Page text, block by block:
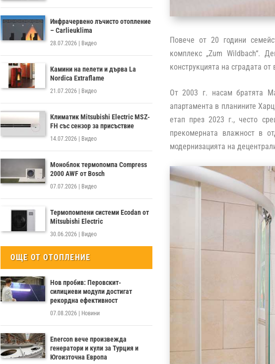
Инфрачервено лъчисто отопление
– Carlieuklima
28.07.2026 | Видео
Камини на пелети и дърва La
Nordica Extraflame
21.07.2026 | Видео
Климатик Mitsubishi Electric MSZ-
FH със сензор за присъствие
14.07.2026 | Видео
Моноблок термопомпа Compress
2000 AWF от Bosch
07.07.2026 | Видео
Термопомпени системи Ecodan от
Mitsubishi Electric
30.06.2026 | Видео
ОЩЕ ОТ ОТОПЛЕНИЕ
Нов пробив: Перовскит-
силициеви модули достигат
рекордна ефективност
07.08.2026 | Новини
Enercon вече произвежда
генератори и кули за Турция и
Югоизточна Европа
Повече от 20 години
комплекс „Zum Wildbach“.
конструкцията на сградата
От 2003 г. насам братята
апартамента в планините
етап през 2023 г., често
прекомерната влажност в
модернизацията на